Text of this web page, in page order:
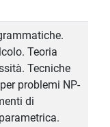
Teoria
Tecniche
problemi NP-
di